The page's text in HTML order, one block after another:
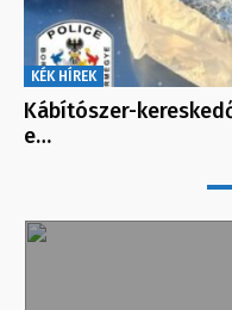
KÉK HÍREK
Kábítószer-
e…